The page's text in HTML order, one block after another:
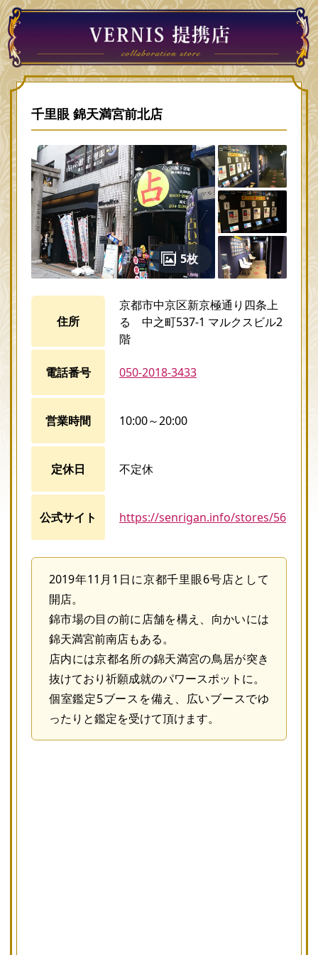
千里眼 錦天満宮前北店
5枚
住所
京都市中京区新京極通り四条上
る 中之町537-1 マルクスビル2
階
電話番号 050-2018-3433
営業時間 10:00～20:00
定休日 不定休
公式サイト https://senrigan.info/stores/56
2019年11月1日に京都千里眼6号店として
開店。
錦市場の目の前に店舗を構え、向かいには
錦天満宮前南店もある。
店内には京都名所の錦天満宮の鳥居が突き
抜けており祈願成就のパワースポットに。
個室鑑定5ブースを備え、広いブースでゆ
ったりと鑑定を受けて頂けます。